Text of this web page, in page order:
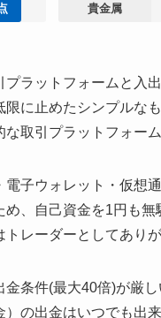
貴金属
ラットフォームと入
に止めたシンプルな
取引プラットフォー
子ウォレット・仮想
、自己資金を1円も
レーダーとしてありが
条件(最大40倍)が厳
の出金はいつでも出